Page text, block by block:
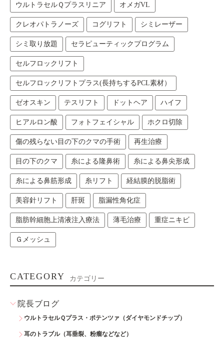
ウルトラセルＱプラスリニア オメガVL
クレオパトラノーズ コグリフト シミレーザー
シミ取り放題 セラピューティックプログラム
セルフロックリフト
セルフロックリフトプラス(長持ちするPCL素材）
ゼオスキン テスリフト ドットヘア ハイフ
ヒアルロン酸 フォトフェイシャル ホクロ切除
傷の残らない目の下のクマの手術 再生治療
目の下のクマ 糸による隆鼻術 糸による鼻尖形成
糸による鼻筋形成 糸リフト 経結膜的脱脂術
美容針リフト 肝斑 脂漏性角化症
脂肪幹細胞上清液注入療法 薄毛治療 重症ニキビ
Ｇメッシュ
CATEGORY カテゴリー
院長ブログ
ウルトラセルＱプラス・ポテンツァ（ダイヤモンドチップ）
耳のトラブル（耳垂裂、粉瘤などなど）